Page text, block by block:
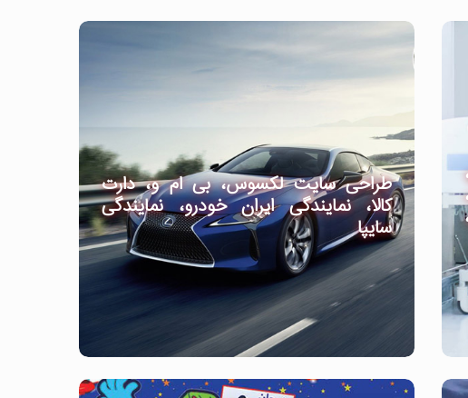
طراحی سایت لکسوس، بی ام و، دارت
کالا، نمایندگی ایران خودرو، نمایندگی
سایپا